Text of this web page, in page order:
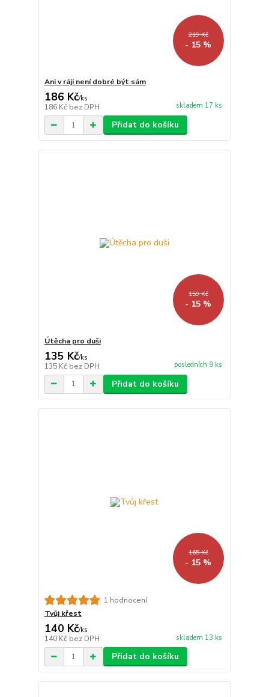
219 Kč
- 15 %
Ani v ráji není dobré být sám
186 Kč/ks
186 Kč bez DPH skladem 17 ks
Přidat do košíku
159 Kč
- 15 %
Útěcha pro duši
135 Kč/ks
135 Kč bez DPH posledních 9 ks
Přidat do košíku
165 Kč
- 15 %
1 hodnocení
Tvůj křest
140 Kč/ks
140 Kč bez DPH skladem 13 ks
Přidat do košíku